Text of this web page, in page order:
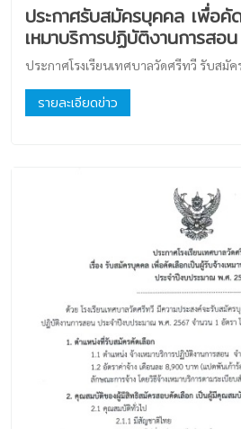
ประกาศรับสมัครบุคคล เพื่อคั
เหมาบริการปฏิบัติงานการสอน
ประกาศโรงเรียนเทศบาลวัดศรีทวี รับสมั
รายละเอียดข่าว